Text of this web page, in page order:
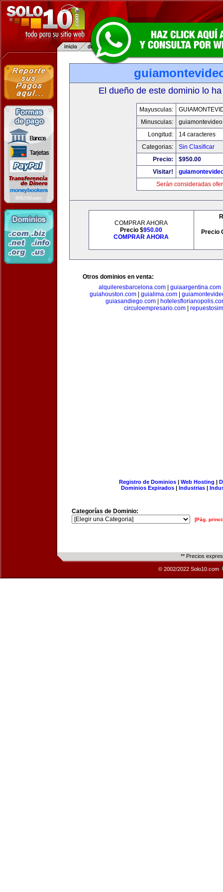
El dueño de este dominio lo
Mayusculas:
Minusculas:
Longitud:
14 caracteres
Categorias:
Sin Clasificar
Precio:
$950.00
Visitar!
Serán consideradas
COMPRAR AHORA
Precio $950.00
COMPRAR AHORA
Precio
Otros dominios en venta:
alquileresbarcelona.com| guiaargentina.com
guiahouston.com| guialima.com|
guiasandiego.com
circuloempresario.com
Registro de Dominios| Web Hosting |
Dominios Expirados | Industrias |
Categorías de Dominio:
[Pág.
** Precios
© 2002/2022 Solo10.com